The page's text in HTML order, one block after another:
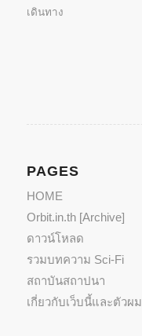
เดินทาง
PAGES
HOME
Orbit.in.th [Archive]
ดาวน์โหลด
รวมบทความ Sci-Fi
สถาบันสถาปนา
เกี่ยวกับเว็บนี้และตัวผม